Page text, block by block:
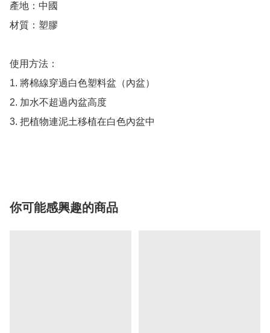
產地：中國
材質：塑膠
使用方法：
1. 將棉線穿過白色塑料盆（內盆）
2. 加水不超過內盆高度
3. 把植物連泥土移植在白色內盆中
你可能感興趣的商品